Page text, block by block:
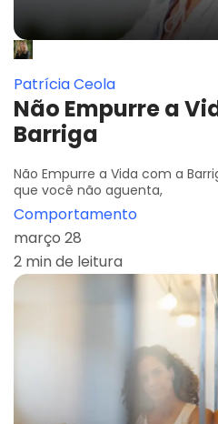
Patrícia Ceola
Não Empurre a
Barriga
Não Empurre a Vida com a
que você não aguenta,
Comportamento
março 28
2 min de leitura